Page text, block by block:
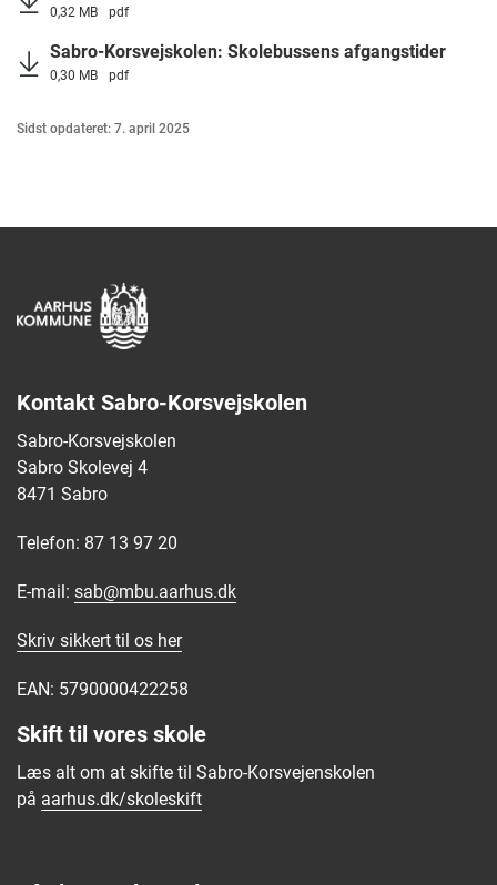
0,32 MB pdf
Sabro-Korsvejskolen: Skolebussens afgangstider
0,30 MB pdf
Sidst opdateret: 7. april 2025
Kontakt Sabro-Korsvejskolen
Sabro-Korsvejskolen
Sabro Skolevej 4
8471 Sabro
Telefon: 87 13 97 20
E-mail: sab@mbu.aarhus.dk
Skriv sikkert til os her
EAN: 5790000422258
Skift til vores skole
Læs alt om at skifte til Sabro-Korsvejenskolen
på aarhus.dk/skoleskift